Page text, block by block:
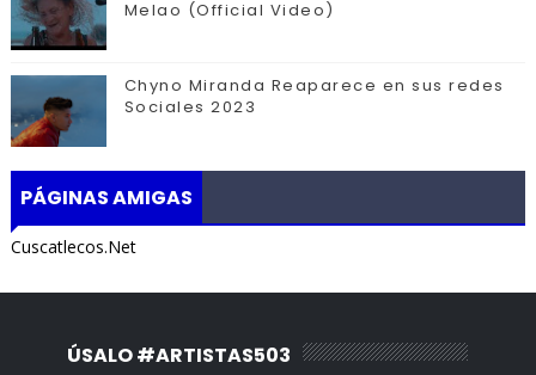
Melao (Official Video)
Chyno Miranda Reaparece en sus redes
Sociales 2023
PÁGINAS AMIGAS
Cuscatlecos.Net
ÚSALO #ARTISTAS503